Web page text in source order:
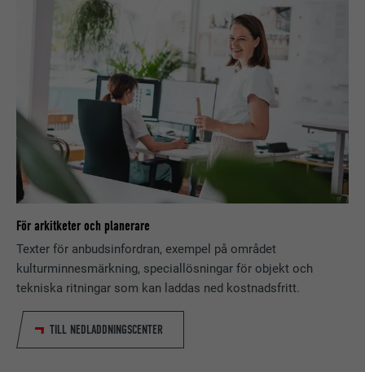
För arkitketer och planerare
Texter för anbudsinfordran, exempel på området
kulturminnesmärkning, speciallösningar för objekt och
tekniska ritningar som kan laddas ned kostnadsfritt.
TILL NEDLADDNINGSCENTER
att kakor installeras. Innehåller inga
identifieringsdetaljer.
PROCEDUR
Ställs in av LinkedIn när en webbsida
innehåller ett inbäddat "Följ oss"-
fönster.
EFTERNAMN bcookie
LEVERANTÖRER LinkedIn
PROCEDUR 2 år
Används av den sociala
nätverkstjänsten LinkedIn för att
tjänster.